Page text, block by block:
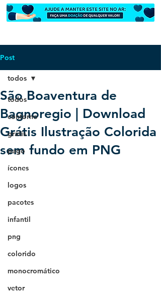
Post
todos
contorno
grátis
pago
ícones
logos
pacotes
infantil
png
colorido
monocromático
vetor
todos
São Boaventura de
Bagnoregio | Download
Grátis Ilustração Colorida
sem fundo em PNG